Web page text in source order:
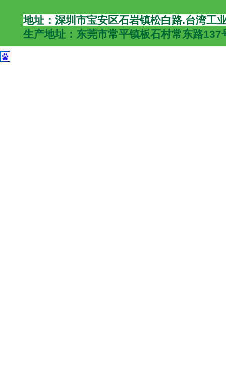
地址：深圳市宝安区石岩镇松白路.台湾工
生产地址：东莞市常平镇板石村常东路137